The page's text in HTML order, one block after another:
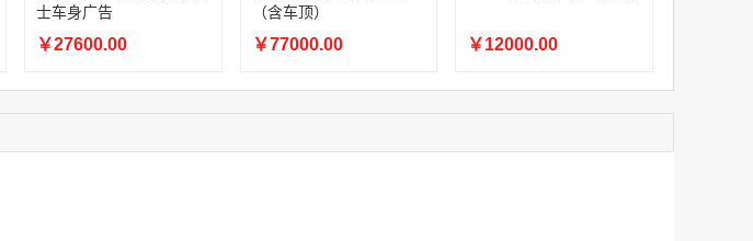
士车身广告
￥27600.00
（含车顶）
￥77000.00 ￥12000.00